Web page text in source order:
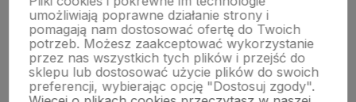
NASZA SELEKCJA
POMOC
KONTO
umożliwiają poprawne działanie strony i
pomagają nam dostosować ofertę do Twoich
potrzeb. Możesz zaakceptować wykorzystanie
przez nas wszystkich tych plików i przejść do
sklepu lub dostosować użycie plików do swoich
preferencji, wybierając opcję "Dostosuj zgody".